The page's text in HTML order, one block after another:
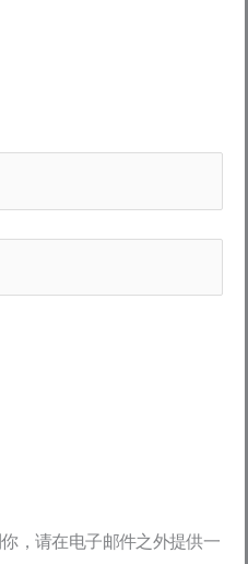
，请在电子邮件之外提供一